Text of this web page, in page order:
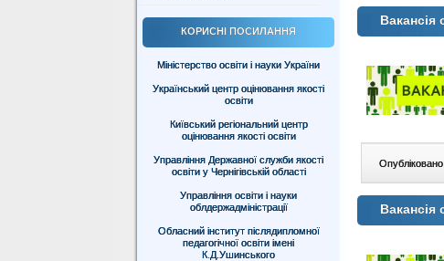
КОРИСНІ ПОСИЛАННЯ
Міністерство освіти і науки України
Український центр оцінювання якості
освіти
Київський регіональний центр
оцінювання якості освіти
Управління Державної служби якості
освіти у Чернігівській області
Управління освіти і науки
облдержадміністрації
Обласний інститут післядипломної
педагогічної освіти імені
К.Д.Ушинського
Вакансія
Вакансія